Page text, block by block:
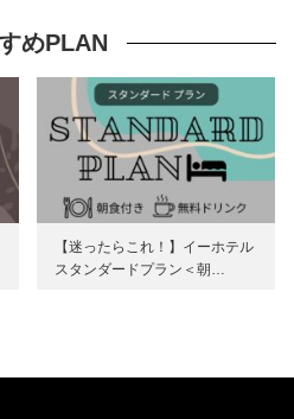
めPLAN
【迷ったらこれ！】イーホテル
スタンダードプラン＜朝…